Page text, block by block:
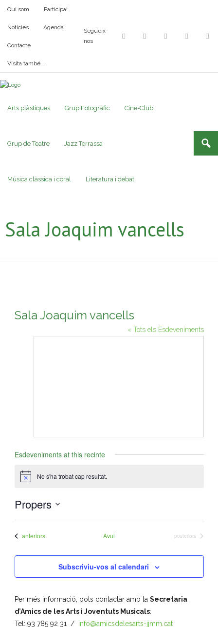
Qui som Participa!
Notícies Agenda
Contacte
Visita també…
Segueix-
nos
Arts plàstiques Grup Fotogràfic Cine-Club
Grup de Teatre Jazz Terrassa
Música clàssica i coral Literatura i debat
Sala Joaquim vancells
Sala Joaquim vancells
« Tots els Esdeveniments
Esdeveniments at this recinte
s
No s'ha trobat cap resultat.
Propers
e
c
o
n
Esdeveniments
anteriors Avui Esdeveniments
posteriors
Subscriviu-vos al calendari
Per més informació, pots contactar amb la Secretaria
d’Amics de les Arts i Joventuts Musicals:
Tel: 93 785 92 31 / info@amicsdelesarts-jjmm.cat